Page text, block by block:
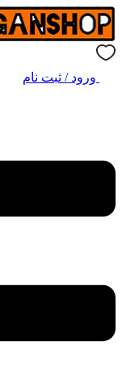
ورود / ثبت نام